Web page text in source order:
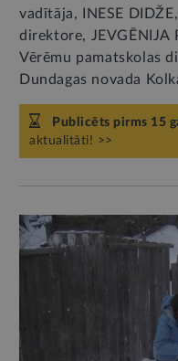
vadītāja, INESE
direktore, JEVGĒNIJA
Vērēmu pamatskolas
Dundagas novada
Publicēts pirms 15
aktualitāti! >>